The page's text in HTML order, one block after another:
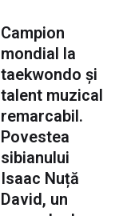
Campion
mondial la
taekwondo și
talent muzical
remarcabil.
Povestea
sibianului
Isaac Nuță
David, un